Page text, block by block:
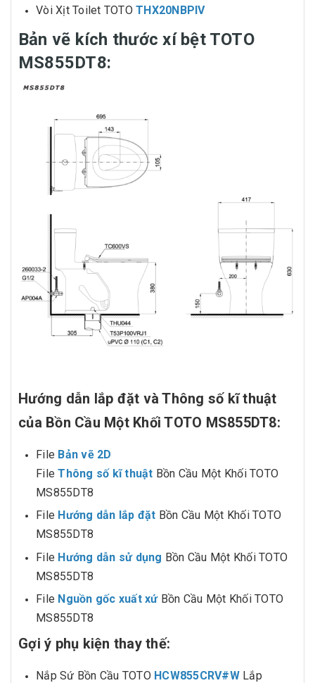
Vòi Xịt Toilet TOTO THX20NBPIV
Bản vẽ kích thước xí bệt TOTO
MS855DT8:
Hướng dẫn lắp đặt và Thông số kĩ thuật
của Bồn Cầu Một Khối TOTO MS855DT8:
File Bản vẽ 2D
FileThông số kĩ thuật Bồn Cầu Một Khối TOTO
MS855DT8
File Hướng dẫn lắp đặt Bồn Cầu Một Khối TOTO
MS855DT8
File Hướng dẫn sử dụng Bồn Cầu Một Khối TOTO
MS855DT8
File Nguồn gốc xuất xứBồn Cầu Một Khối TOTO
MS855DT8
Gợi ý phụ kiện thay thế:
Nắp Sứ Bồn Cầu TOTO HCW855CRV#WLắp